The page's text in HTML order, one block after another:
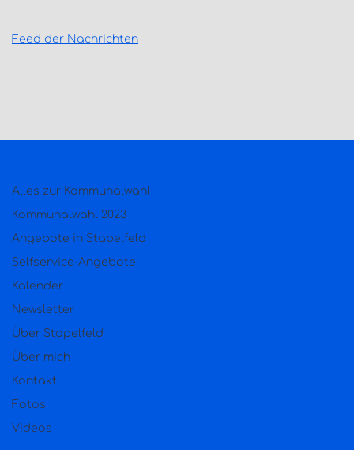
Feed der Nachrichten
Alles zur Kommunalwahl
Kommunalwahl 2023
Angebote in Stapelfeld
Selfservice-Angebote
Kalender
Newsletter
Über Stapelfeld
Über mich
Kontakt
Fotos
Videos